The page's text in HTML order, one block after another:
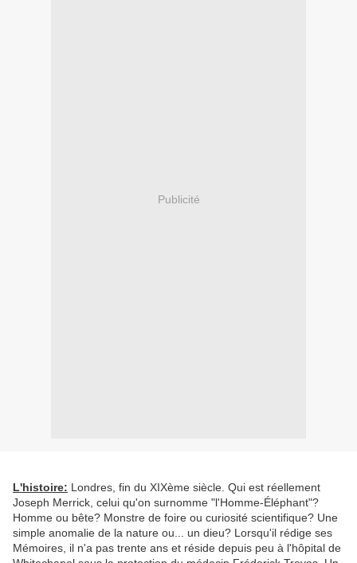
Publicité
L'histoire: Londres, fin du XIXème siècle. Qui est réellement
Joseph Merrick, celui qu'on surnomme "l'Homme-Éléphant"?
Homme ou bête? Monstre de foire ou curiosité scientifique? Une
simple anomalie de la nature ou... un dieu? Lorsqu'il rédige ses
Mémoires, il n'a pas trente ans et réside depuis peu à l'hôpital de